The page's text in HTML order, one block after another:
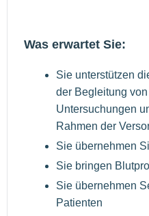
Was erwartet Sie:
Sie unterstützen
der Begleitung
Untersuchungen
Rahmen der
Sie übernehmen
Sie bringen
Sie übernehmen
Patienten